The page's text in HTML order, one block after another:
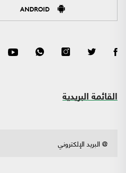
ANDROID
القائمة البريدية